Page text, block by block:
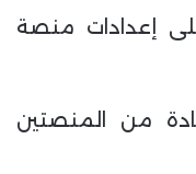
إعدادات منصة
من المنصتين